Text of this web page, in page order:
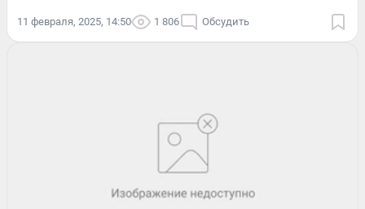
11 февраля, 2025, 14:50 1 806 Обсудить